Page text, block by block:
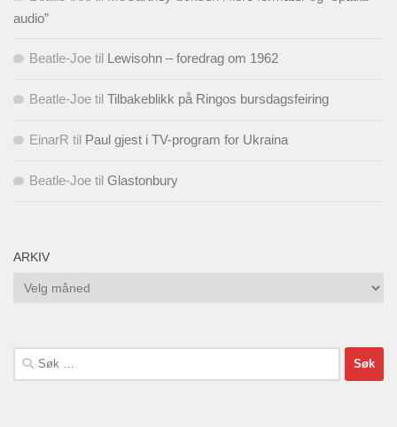
audio”
Beatle-Joe til Lewisohn – foredrag om 1962
Beatle-Joe til Tilbakeblikk på Ringos bursdagsfeiring
EinarR til Paul gjest i TV-program for Ukraina
Beatle-Joe til Glastonbury
ARKIV
Arkiv
Søk
etter: